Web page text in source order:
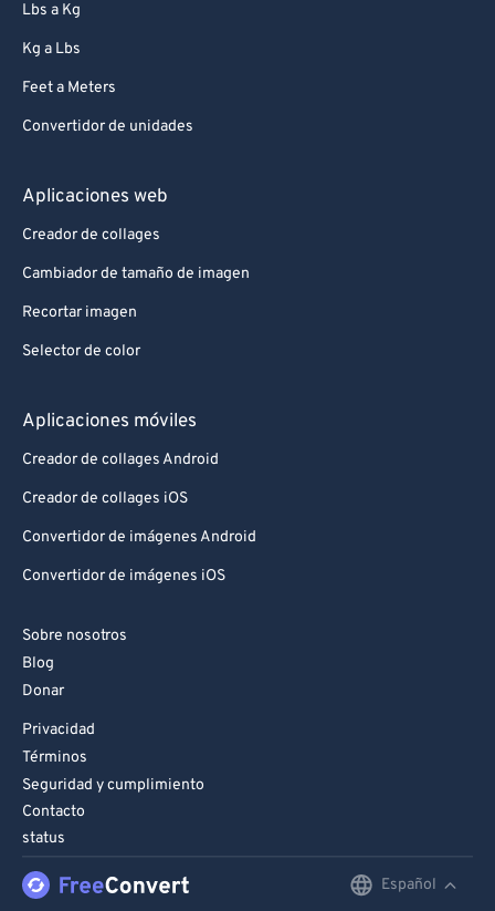
Lbs a Kg
Kg a Lbs
Feet a Meters
Convertidor de unidades
Aplicaciones web
Creador de collages
Cambiador de tamaño de imagen
Recortar imagen
Selector de color
Aplicaciones móviles
Creador de collages Android
Creador de collages iOS
Convertidor de imágenes Android
Convertidor de imágenes iOS
Sobre nosotros
Blog
Donar
Privacidad
Términos
Seguridad y cumplimiento
Contacto
status
Español